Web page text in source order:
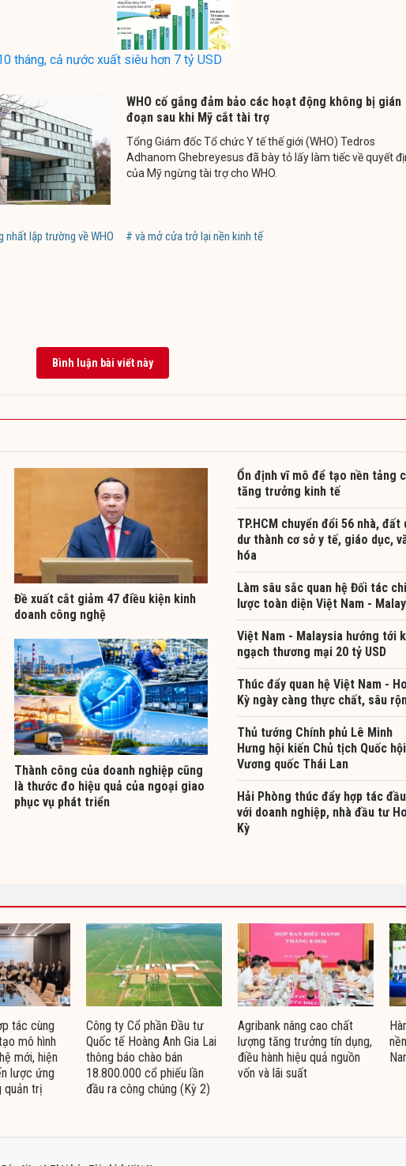
tháng, cả nước xuất siêu hơn 7 tỷ USD
WHO cố gắng đảm bảo các hoạt động không bị gián
đoạn sau khi Mỹ cắt tài trợ
Tổng Giám đốc Tổ chức Y tế thế giới (WHO) Tedros
Adhanom Ghebreyesus đã bày tỏ lấy làm tiếc về quyết
của Mỹ ngừng tài trợ cho WHO.
nhất lập trường về WHO # và mở cửa trở lại nền kinh tế
Bình luận bài viết này
​Đề xuất cắt giảm 47 điều kiện kinh
doanh công nghệ
Thành công của doanh nghiệp cũng
là thước đo hiệu quả của ngoại giao
phục vụ phát triển
Ổn định vĩ mô để tạo nền tảng
tăng trưởng kinh tế
TP.HCM chuyển đổi 56 nhà, đất
dư thành cơ sở y tế, giáo dục,
hóa
Làm sâu sắc quan hệ Đối tác
lược toàn diện Việt Nam -
Việt Nam - Malaysia hướng tới
ngạch thương mại 20 tỷ USD
Thúc đẩy quan hệ Việt Nam -
Kỳ ngày càng thực chất, sâu
Thủ tướng Chính phủ Lê Minh
Hưng hội kiến Chủ tịch Quốc hội
Vương quốc Thái Lan
Hải Phòng thúc đẩy hợp tác
với doanh nghiệp, nhà đầu tư
Kỳ
tác cùng
mô hình
mới, hiện
lược ứng
quản trị
Công ty Cổ phần Đầu tư
Quốc tế Hoàng Anh Gia Lai
thông báo chào bán
18.800.000 cổ phiếu lần
đầu ra công chúng (Kỳ 2)
Agribank nâng cao chất
lượng tăng trưởng tín dụng,
điều hành hiệu quả nguồn
vốn và lãi suất